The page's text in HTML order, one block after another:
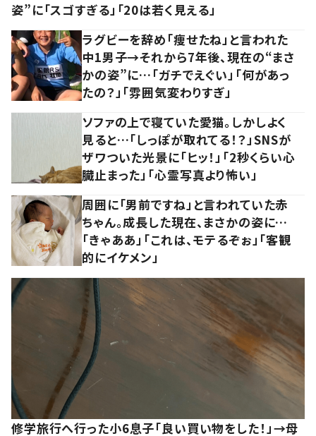
姿”に「スゴすぎる」「20は若く見える」
ラグビーを辞め「痩せたね」と言われた
中1男子→それから7年後、現在の“まさ
かの姿”に…「ガチでえぐい」「何があっ
たの？」「雰囲気変わりすぎ」
ソファの上で寝ていた愛猫。しかしよく
見ると…「しっぽが取れてる！？」SNSが
ザワついた光景に「ヒッ！」「2秒くらい心
臓止まった」「心霊写真より怖い」
周囲に「男前ですね」と言われていた赤
ちゃん。成長した現在、まさかの姿に…
「きゃああ」「これは、モテるぞぉ」「客観
的にイケメン」
修学旅行へ行った小6息子「良い買い物をした！」→母